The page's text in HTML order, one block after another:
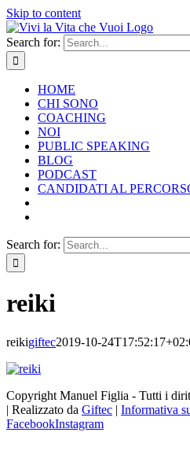
Skip to content
Search for:
HOME
CHI SONO
COACHING
NOI
PUBLIC SPEAKING
BLOG
PODCAST
CANDIDATI AL
Search for:
reiki
reikigiftec2019-10-
Copyright Manuel Figlia - Tutti i
| Realizzato da Giftec | Informativa
FacebookInstagram